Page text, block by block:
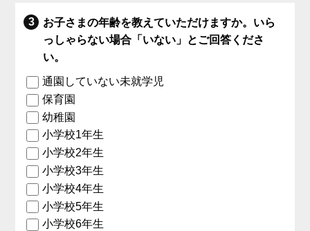
お子さまの年齢を教えていただけますか。いら
っしゃらない場合「いない」とご回答くださ
い。
通園していない未就学児
保育園
幼稚園
小学校1年生
小学校2年生
小学校3年生
小学校4年生
小学校5年生
小学校6年生